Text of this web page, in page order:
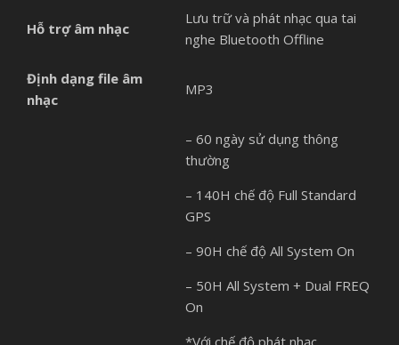
Hỗ trợ âm nhạc
Lưu trữ và phát nhạc qua tai
nghe Bluetooth Offline
Định dạng file âm
nhạc
MP3
– 60 ngày sử dụng thông
thường
– 140H chế độ Full Standard
GPS
– 90H chế độ All System On
– 50H All System + Dual FREQ
On